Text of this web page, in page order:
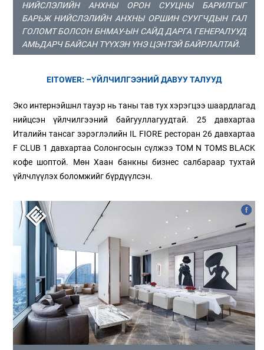
НИЙСЛЭЛИЙН АНХНЫ ОРОН СУУЦНЫ БАРИЛГЫГ
БАРЬЖ НИЙСЛЭЛИЙН АНХНЫ ОРШИН СУУГЧДЫН ГАЛ
ГОЛОМТ БОЛСОН БНМАУ-ЫН САЙД ДАРГА ГЕНЕРАЛУУД
АМЬДАРЧ БАЙСАН ТҮҮХЭН ҮНЭ ЦЭНТЭЙ БАЙРЛАЛТАЙ.
EITOWER: –ҮЙЛЧИЛГЭЭНИЙ ДАВУУ ТАЛУУД
Эко интернэйшнл тауэр нь таны тав тух хэрэгцээ шаардлагад
нийцсэн үйлчилгээний байгууллагуудтай. 25 давхартаа
Италийн тансаг зэрэглэлийн IL FIORE ресторан 26 давхартаа
F CLUB 1 давхартаа Солонгосын сүлжээ TOM N TOMS BLACK
кофе шоптой. Мөн Хаан банкны бизнес салбараар тухтай
үйлчлүүлэх боломжийг бүрдүүлсэн.